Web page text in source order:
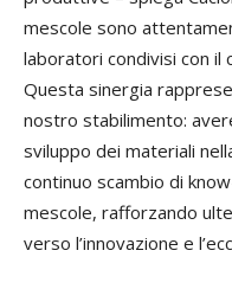
mescole sono
laboratori condivisi con il
Questa sinergia
nostro stabilimento:
sviluppo dei materiali
continuo scambio di
mescole, rafforzando
verso l’innovazione e